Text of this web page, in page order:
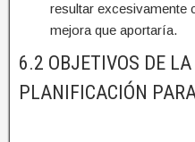
resultar excesivamente
mejora que aportaría.
6.2 OBJETIVOS DE
PLANIFICACIÓN